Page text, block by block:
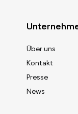
Über uns
Kontakt
Presse
News